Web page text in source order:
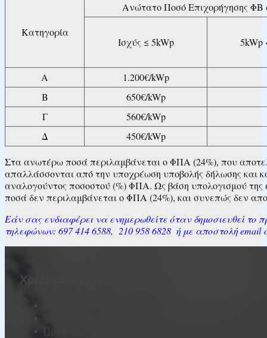
Κατηγορία
Ανώτατο Ποσό Επιχορήγησης ΦΒ
Ισχύς ≤ 5kWp 5kWp
Α
1.200€/kWp
Β
650€/kWp
Γ
560€/kWp
Δ
450€/kWp
Στα ανωτέρω ποσά περιλαμβάνεται ο ΦΠΑ (24%), που
απαλλάσσονται από την υποχρέωση υποβολής δήλωσης και
αναλογούντος ποσοστού (%) ΦΠΑ. Ως βάση υπολογισμού
ποσά δεν περιλαμβάνεται ο ΦΠΑ (24%), και συνεπώς δεν
Εάν σας ενδιαφέρει να ενημερωθείτε όταν δημοσιευθεί το
τηλεφώνων: 697 414 6588, 210 958 6828 ή με αποστολή
Χρήσιμα αρχεία